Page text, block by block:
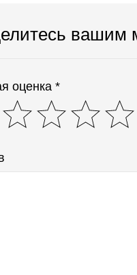
вашим
оценка *